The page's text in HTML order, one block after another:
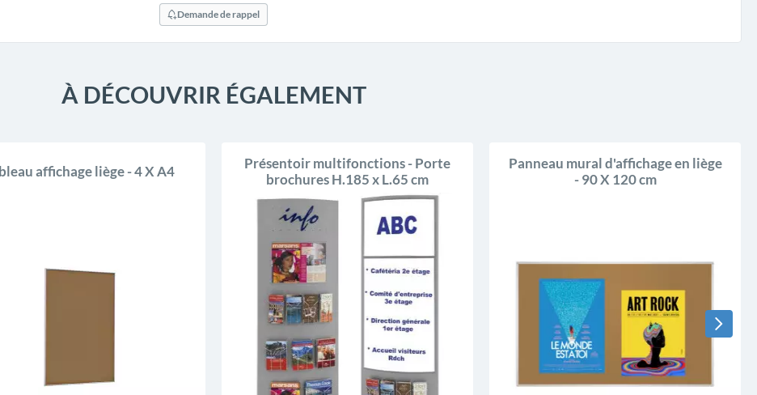
Demande de rappel
À DÉCOUVRIR ÉGALEMENT
affichage liège - 4 X A4
Présentoir multifonctions - Porte
brochures H.185 x L.65 cm
Panneau mural d'affichage en liège
- 90 X 120 cm